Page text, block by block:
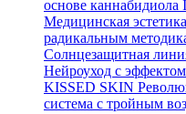
основе каннабидиола
Медицинская
радикальным
Солнцезащитная
Нейроуход с
KISSED SKIN
система с тройным